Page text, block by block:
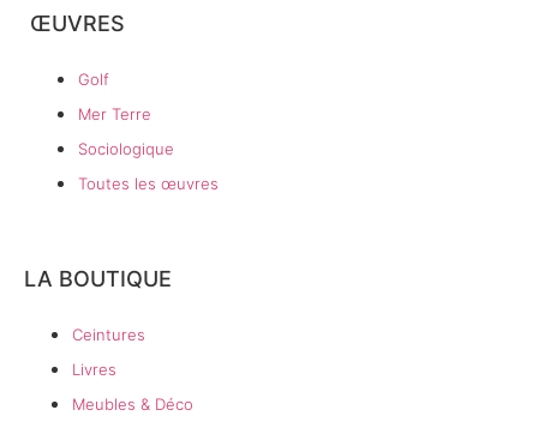
ŒUVRES
Golf
Mer Terre
Sociologique
Toutes les œuvres
LA BOUTIQUE
Ceintures
Livres
Meubles & Déco